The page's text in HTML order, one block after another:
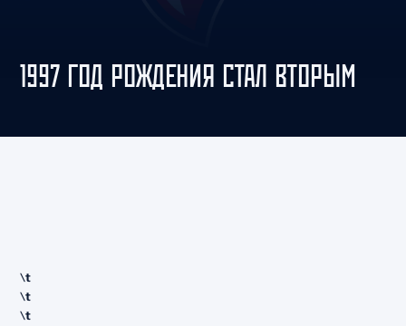
1997 ГОД РОЖДЕНИЯ СТАЛ ВТОРЫМ
\t
\t
\t